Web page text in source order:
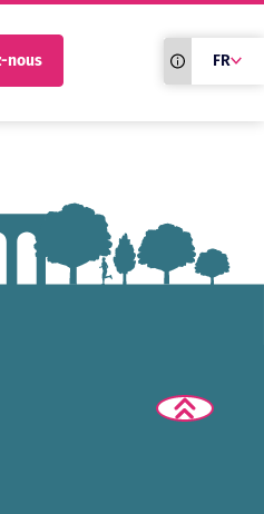
nous
Traduction
siteFR